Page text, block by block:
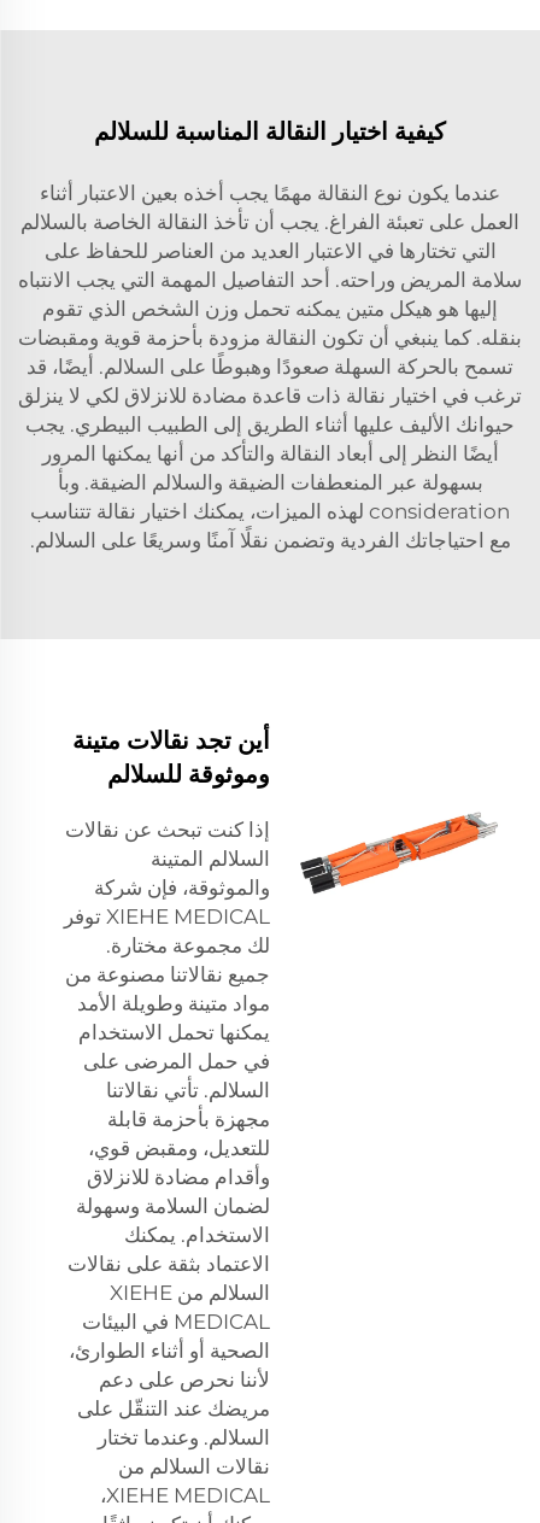
كيفية اختيار النقالة المناسبة للسلالم
عندما يكون نوع النقالة مهمًا يجب أخذه بعين الاعتبار أثناء
العمل على تعبئة الفراغ. يجب أن تأخذ النقالة الخاصة بالسلالم
التي تختارها في الاعتبار العديد من العناصر للحفاظ على
سلامة المريض وراحته. أحد التفاصيل المهمة التي يجب الانتباه
إليها هو هيكل متين يمكنه تحمل وزن الشخص الذي تقوم
بنقله. كما ينبغي أن تكون النقالة مزودة بأحزمة قوية ومقبضات
تسمح بالحركة السهلة صعودًا وهبوطًا على السلالم. أيضًا، قد
ترغب في اختيار نقالة ذات قاعدة مضادة للانزلاق لكي لا ينزلق
حيوانك الأليف عليها أثناء الطريق إلى الطبيب البيطري. يجب
أيضًا النظر إلى أبعاد النقالة والتأكد من أنها يمكنها المرور
بسهولة عبر المنعطفات الضيقة والسلالم الضيقة. وبأ
consideration لهذه الميزات، يمكنك اختيار نقالة تتناسب
مع احتياجاتك الفردية وتضمن نقلًا آمنًا وسريعًا على السلالم.
أين تجد نقالات متينة
وموثوقة للسلالم
إذا كنت تبحث عن نقالات
السلالم المتينة
والموثوقة، فإن شركة
XIEHE MEDICAL توفر
لك مجموعة مختارة.
جميع نقالاتنا مصنوعة من
مواد متينة وطويلة الأمد
يمكنها تحمل الاستخدام
في حمل المرضى على
السلالم. تأتي نقالاتنا
مجهزة بأحزمة قابلة
للتعديل، ومقبض قوي،
وأقدام مضادة للانزلاق
لضمان السلامة وسهولة
الاستخدام. يمكنك
الاعتماد بثقة على نقالات
السلالم من XIEHE
MEDICAL في البيئات
الصحية أو أثناء الطوارئ،
لأننا نحرص على دعم
مريضك عند التنقّل على
السلالم. وعندما تختار
نقالات السلالم من
XIEHE MEDICAL،